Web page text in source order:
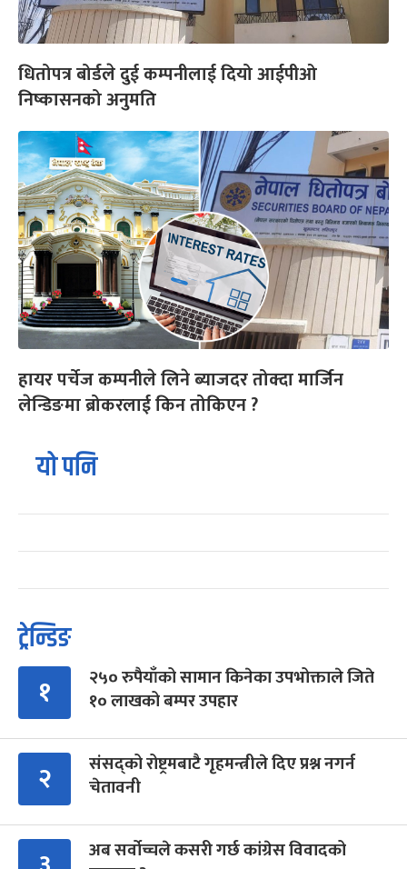
धितोपत्र बोर्डले दुई कम्पनीलाई दियो आईपीओ
निष्कासनको अनुमति
हायर पर्चेज कम्पनीले लिने ब्याजदर तोक्दा मार्जिन
लेन्डिङमा ब्रोकरलाई किन तोकिएन ?
यो पनि
ट्रेन्डिङ
१
२५० रुपैयाँको सामान किनेका उपभोक्ताले जिते
१० लाखको बम्पर उपहार
२
संसद्को रोष्ट्रमबाटै गृहमन्त्रीले दिए प्रश्न नगर्न
चेतावनी
अब सर्वोच्चले कसरी गर्छ कांग्रेस विवादको